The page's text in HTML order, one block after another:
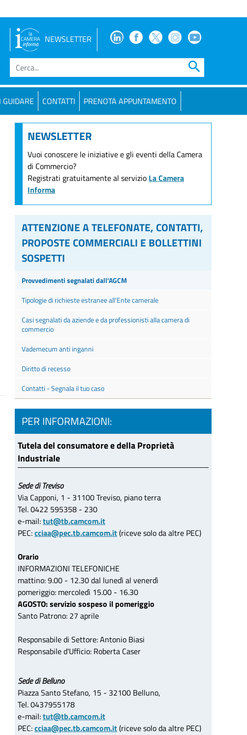
NEWSLETTER FacebookFacebook
TwitterInstagramYoutube
search
GUIDARE CONTATTI PRENOTA APPUNTAMENTO
NEWSLETTER
Vuoi conoscere le iniziative e gli eventi della Camera
di Commercio?
Registrati gratuitamente al servizio La Camera
Informa
ATTENZIONE A TELEFONATE, CONTATTI,
PROPOSTE COMMERCIALI E BOLLETTINI
SOSPETTI
Provvedimenti segnalati dall'AGCM
Tipologie di richieste estranee all'Ente camerale
Casi segnalati da aziende e da professionisti alla camera di
commercio
Vademecum anti inganni
Diritto di recesso
Contatti - Segnala il tuo caso
PER INFORMAZIONI:
Tutela del consumatore e della Proprietà
Industriale
Sede di Treviso
Via Capponi, 1 - 31100 Treviso, piano terra
Tel. 0422 595358 - 230
e-mail:tut@tb.camcom.it
PEC:cciaa@pec.tb.camcom.it(riceve solo da altre PEC)
Orario
INFORMAZIONI TELEFONICHE
mattino: 9.00 - 12.30 dal lunedì al venerdì
pomeriggio: mercoledì 15.00 - 16.30
AGOSTO: servizio sospeso il pomeriggio
Santo Patrono: 27 aprile
Responsabile di Settore: Antonio Biasi
Responsabile d'Ufficio: Roberta Caser
Sede di Belluno
Piazza Santo Stefano, 15 - 32100 Belluno,
Tel. 0437955178
e-mail:tut@tb.camcom.it
PEC:cciaa@pec.tb.camcom.it(riceve solo da altre PEC)